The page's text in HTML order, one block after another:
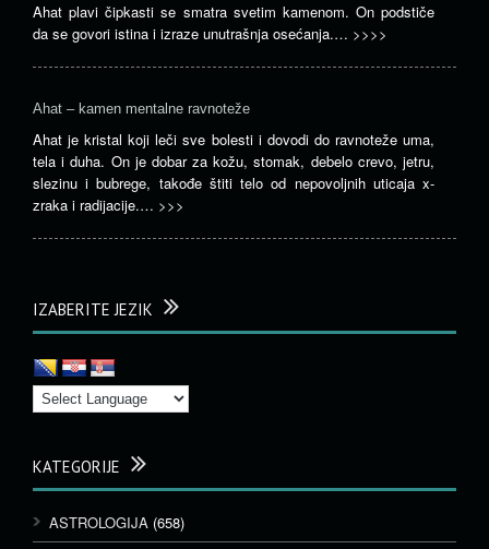
Ahat plavi čipkasti se smatra svetim kamenom. On podstiče
da se govori istina i izraze unutrašnja osećanja.… >>>>
Ahat – kamen mentalne ravnoteže
Ahat je kristal koji leči sve bolesti i dovodi do ravnoteže uma,
tela i duha. On je dobar za kožu, stomak, debelo crevo, jetru,
slezinu i bubrege, takođe štiti telo od nepovoljnih uticaja x-
zraka i radijacije.… >>>
IZABERITE JEZIK
KATEGORIJE
ASTROLOGIJA (658)